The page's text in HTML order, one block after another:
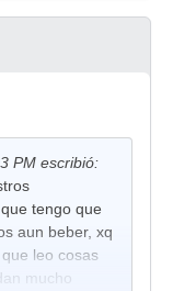
PM escribió:
tengo que
aun beber, xq
leo cosas
mucho